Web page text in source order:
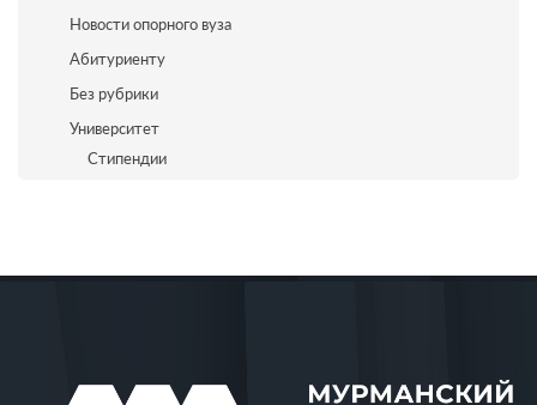
Новости опорного вуза
Абитуриенту
Без рубрики
Университет
Стипендии